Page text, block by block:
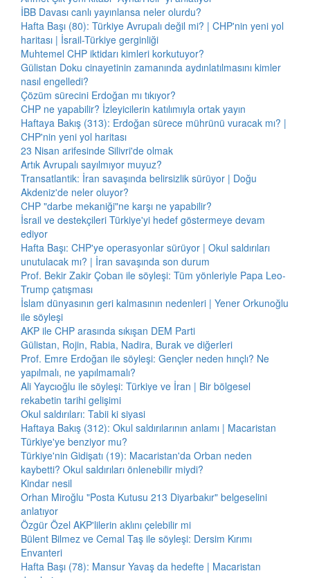
İBB Davası canlı yayınlansa neler olurdu?
Hafta Başı (80): Türkiye Avrupalı değil mi? | CHP'nin yeni yol
haritası | İsrail-Türkiye gerginliği
Muhtemel CHP iktidarı kimleri korkutuyor?
Gülistan Doku cinayetinin zamanında aydınlatılmasını kimler
nasıl engelledi?
Çözüm sürecini Erdoğan mı tıkıyor?
CHP ne yapabilir? İzleyicilerin katılımıyla ortak yayın
Haftaya Bakış (313): Erdoğan sürece mührünü vuracak mı? |
CHP'nin yeni yol haritası
23 Nisan arifesinde Silivri'de olmak
Artık Avrupalı sayılmıyor muyuz?
Transatlantik: İran savaşında belirsizlik sürüyor | Doğu
Akdeniz'de neler oluyor?
CHP "darbe mekaniği"ne karşı ne yapabilir?
İsrail ve destekçileri Türkiye'yi hedef göstermeye devam
ediyor
Hafta Başı: CHP'ye operasyonlar sürüyor | Okul saldırıları
unutulacak mı? | İran savaşında son durum
Prof. Bekir Zakir Çoban ile söyleşi: Tüm yönleriyle Papa Leo-
Trump çatışması
İslam dünyasının geri kalmasının nedenleri | Yener Orkunoğlu
ile söyleşi
AKP ile CHP arasında sıkışan DEM Parti
Gülistan, Rojin, Rabia, Nadira, Burak ve diğerleri
Prof. Emre Erdoğan ile söyleşi: Gençler neden hınçlı? Ne
yapılmalı, ne yapılmamalı?
Ali Yaycıoğlu ile söyleşi: Türkiye ve İran | Bir bölgesel
rekabetin tarihi gelişimi
Okul saldırıları: Tabii ki siyasi
Haftaya Bakış (312): Okul saldırılarının anlamı | Macaristan
Türkiye'ye benziyor mu?
Türkiye'nin Gidişatı (19): Macaristan'da Orban neden
kaybetti? Okul saldırıları önlenebilir miydi?
Kindar nesil
Orhan Miroğlu "Posta Kutusu 213 Diyarbakır" belgeselini
anlatıyor
Özgür Özel AKP'lilerin aklını çelebilir mi
Bülent Bilmez ve Cemal Taş ile söyleşi: Dersim Kırımı
Envanteri
Hafta Başı (78): Mansur Yavaş da hedefte | Macaristan